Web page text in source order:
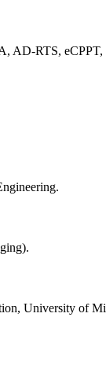
AD-RTS,
University of